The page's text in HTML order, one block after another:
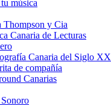
música
Thompson y Cia
Canaria de Lecturas
Canaria del Siglo XX
de compañía
Canarias